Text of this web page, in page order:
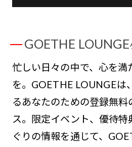
GOETHE LOUNGE
忙しい日々の中で、心を満
を。GOETHE LOUNGEは
るあなたのための登録無料
ス。限定イベント、優待特
ぐりの情報を通じて、